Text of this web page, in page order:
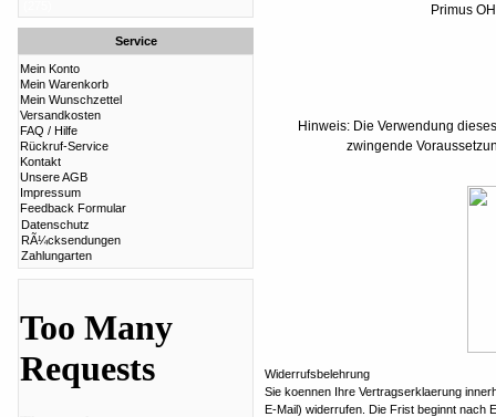
Service
Mein Konto
Mein Warenkorb
Mein Wunschzettel
Versandkosten
FAQ / Hilfe
Rückruf-Service
Kontakt
Unsere AGB
Impressum
Feedback Formular
Datenschutz
RÃ¼cksendungen
Zahlungarten
Primus
Hinweis: Die Verwendung
zwingende
Widerrufsbelehrung
Sie koennen Ihre Vertragserklaerung
E-Mail) widerrufen. Die Frist beginnt nach